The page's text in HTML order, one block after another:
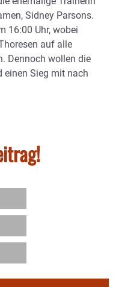
Sidney Parsons.
16:00 Uhr, wobei
auf alle
Dennoch wollen die
einen Sieg mit nach